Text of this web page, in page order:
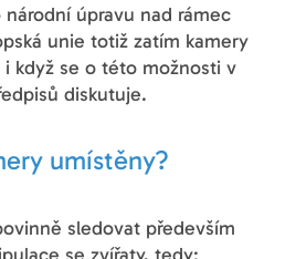
úpravu nad rámec
unie totiž zatím kamery
když se o této možnosti v
diskutuje.
umístěny?
sledovat především